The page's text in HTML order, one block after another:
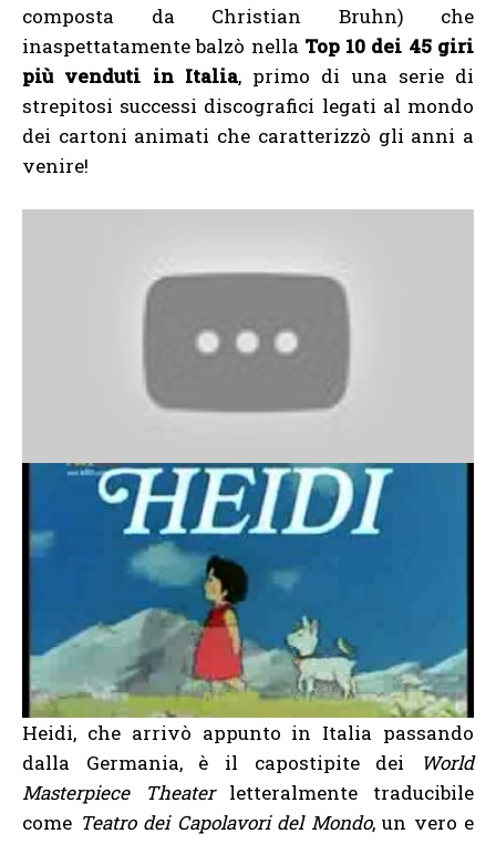
composta da Christian Bruhn) che
inaspettatamente balzò nella Top 10 dei 45 giri
più venduti in Italia, primo di una serie di
strepitosi successi discografici legati al mondo
dei cartoni animati che caratterizzò gli anni a
venire!
Heidi, che arrivò appunto in Italia passando
dalla Germania, è il capostipite dei
World
Masterpiece Theaterletteralmente traducibile
come Teatro dei Capolavori del Mondo, un vero e